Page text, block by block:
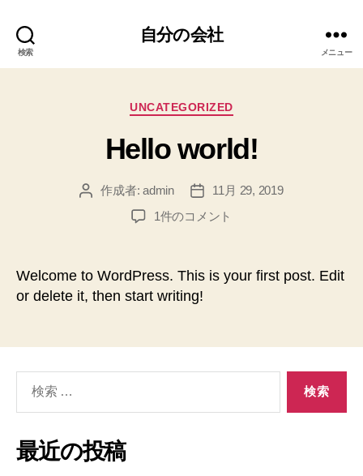
検索
自分の会社
メニュー
カ
ゴ
リ
UNCATEGORIZED
Hello world!
投
作成者:admin
投
稿
11月 29, 2019
Hello
1件のコメント
Welcome to WordPress. This is your first post. Edit
or delete it, then start writing!
象:
最近の投稿